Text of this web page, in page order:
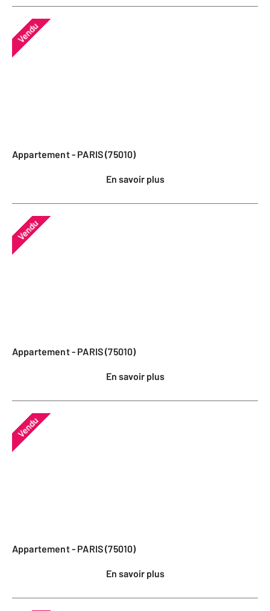
Vendu
Appartement - PARIS (75010)
En savoir plus
Vendu
Appartement - PARIS (75010)
En savoir plus
Vendu
Appartement - PARIS (75010)
En savoir plus